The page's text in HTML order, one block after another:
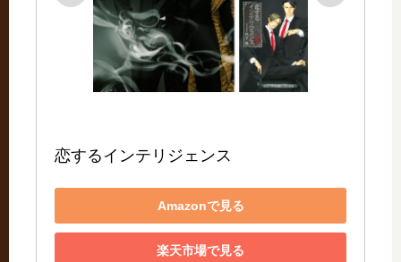
恋するインテリジェンス
Amazonで見る
楽天市場で見る